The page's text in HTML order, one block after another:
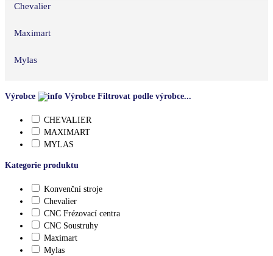
Chevalier
Maximart
Mylas
Výrobce Výrobce Filtrovat podle výrobce...
CHEVALIER
MAXIMART
MYLAS
Kategorie produktu
Konvenční stroje
Chevalier
CNC Frézovací centra
CNC Soustruhy
Maximart
Mylas